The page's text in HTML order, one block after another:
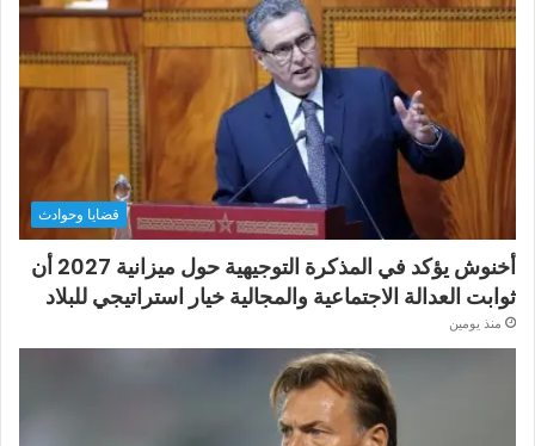
قضايا وحوادث
أخنوش يؤكد في المذكرة التوجيهية حول ميزانية 2027 أن
ثوابت العدالة الاجتماعية والمجالية خيار استراتيجي للبلاد
منذ يومين